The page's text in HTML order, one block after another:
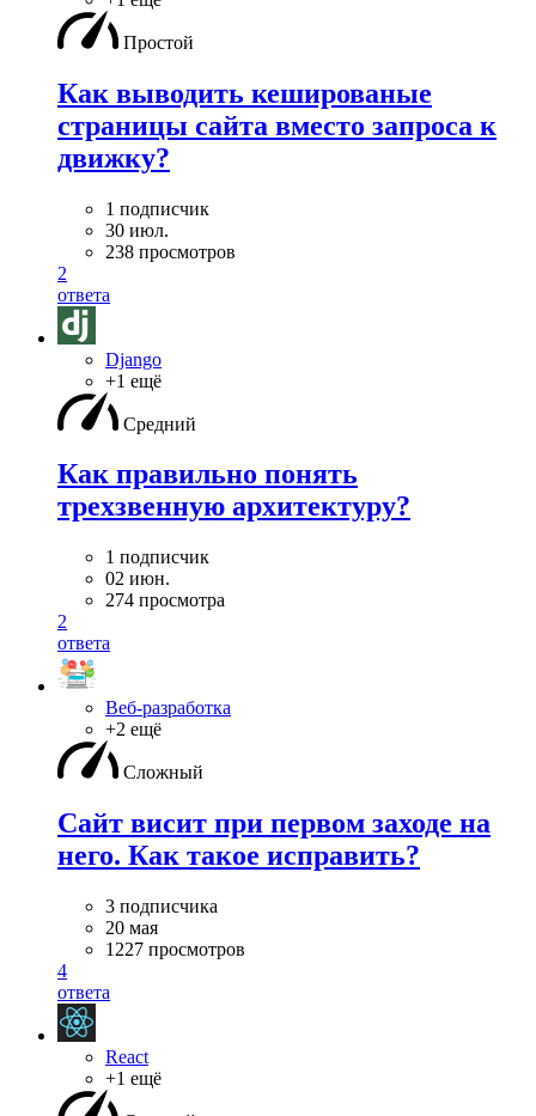
Простой
Как выводить кешированые
страницы сайта вместо запроса к
движку?
1 подписчик
30 июл.
238 просмотров
2
ответа
Django
+1 ещё
Средний
Как правильно понять
трехзвенную архитектуру?
1 подписчик
02 июн.
274 просмотра
2
ответа
Веб-разработка
+2 ещё
Сложный
Сайт висит при первом заходе на
него. Как такое исправить?
3 подписчика
20 мая
1227 просмотров
4
ответа
React
+1 ещё